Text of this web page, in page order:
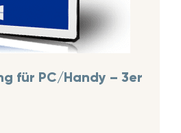
für PC/Handy – 3er